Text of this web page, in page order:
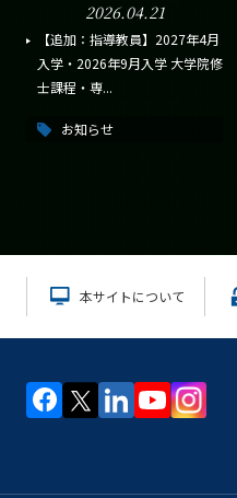
2026.04.21
【追加：指導教員】2027年4月
入学・2026年9月入学 大学院修
士課程・専...
お知らせ
本サイトについて